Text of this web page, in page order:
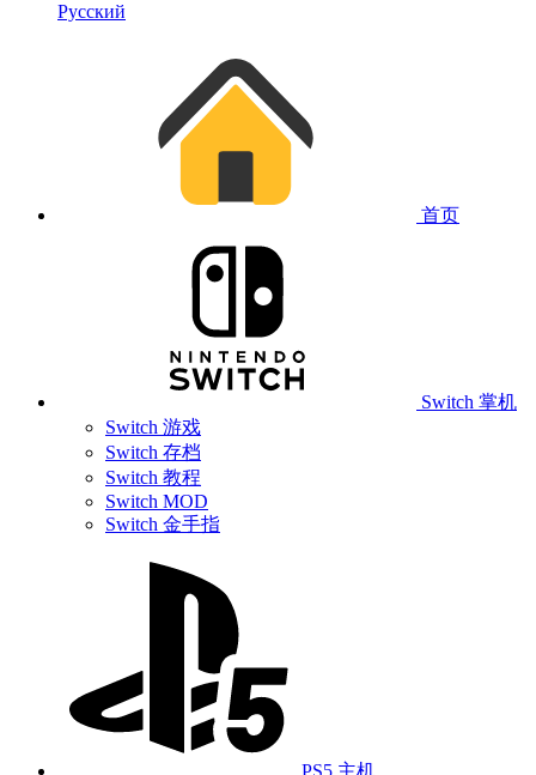
Русский
首页
Switch 掌机
Switch 游戏
Switch 存档
Switch 教程
Switch MOD
Switch 金手指